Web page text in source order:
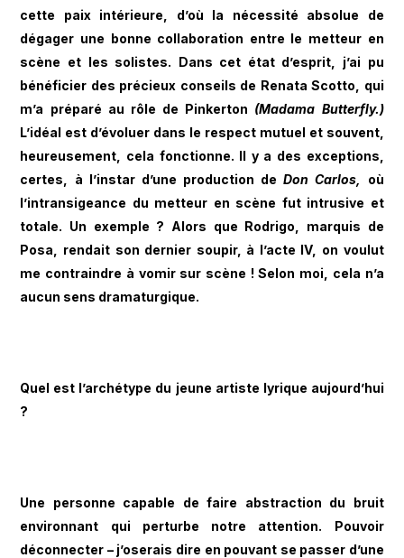
cette paix intérieure, d’où la nécessité absolue de
dégager une bonne collaboration entre le metteur en
scène et les solistes. Dans cet état d’esprit, j’ai pu
bénéficier des précieux conseils de Renata Scotto, qui
m’a préparé au rôle de Pinkerton (Madama Butterfly.)
L’idéal est d’évoluer dans le respect mutuel et souvent,
heureusement, cela fonctionne. Il y a des exceptions,
certes, à l’instar d’une production deDon Carlos, où
l’intransigeance du metteur en scène fut intrusive et
totale. Un exemple ? Alors que Rodrigo, marquis de
Posa, rendait son dernier soupir, à l’acte IV, on voulut
me contraindre à vomir sur scène ! Selon moi, cela n’a
aucun sens dramaturgique.
Quel est l’archétype du jeune artiste lyrique aujourd’hui
?
Une personne capable de faire abstraction du bruit
environnant qui perturbe notre attention. Pouvoir
déconnecter – j’oserais dire en pouvant se passer d’une